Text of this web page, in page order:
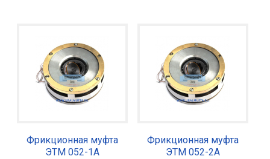
Фрикционная муфта
ЭТМ 052-1А
Фрикционная муфта
ЭТМ 052-2А